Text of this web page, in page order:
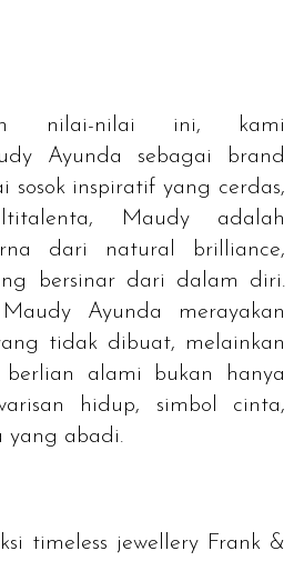
nilai-nilai ini, kami
Ayunda sebagai
brand
sosok inspiratif yang cerdas,
Maudy adalah
dari natural brilliance,
bersinar dari dalam diri.
Ayunda merayakan
tidak dibuat, melainkan
berlian alami bukan hanya
hidup, simbol cinta,
yang abadi.
timeless jewellery Frank &